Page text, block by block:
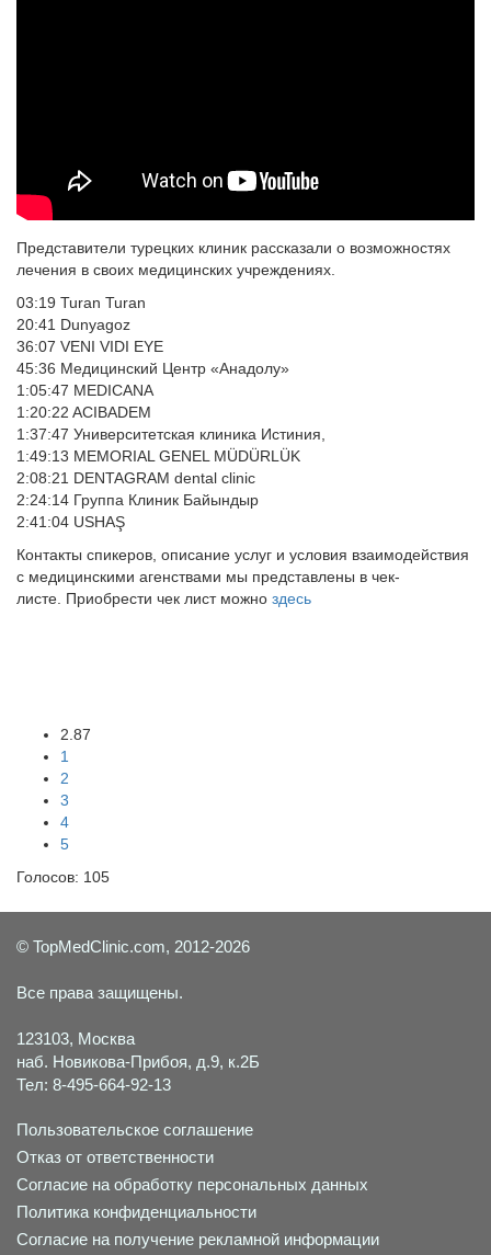
Представители турецких клиник рассказали о возможностях
лечения в своих медицинских учреждениях.
03:19 Turan Turan
20:41 Dunyagoz
36:07 VENI VIDI EYE
45:36 Медицинский Центр «Анадолу»
1:05:47 MEDICANA
1:20:22 ACIBADEM
1:37:47 Университетская клиника Истиния,
1:49:13 MEMORIAL GENEL MÜDÜRLÜK
2:08:21 DENTAGRAM dental clinic
2:24:14 Группа Клиник Байындыр
2:41:04 USHAŞ
Контакты спикеров, описание услуг и условия взаимодействия
с медицинскими агенствами мы представлены в чек-
листе. Приобрести чек лист можно здесь
2.87
1
2
3
4
5
Голосов: 105
© TopMedClinic.com, 2012-2026
Все права защищены.
123103, Москва
наб. Новикова-Прибоя, д.9, к.2Б
Тел: 8-495-664-92-13
Пользовательское соглашение
Отказ от ответственности
Согласие на обработку персональных данных
Политика конфиденциальности
Согласие на получение рекламной информации